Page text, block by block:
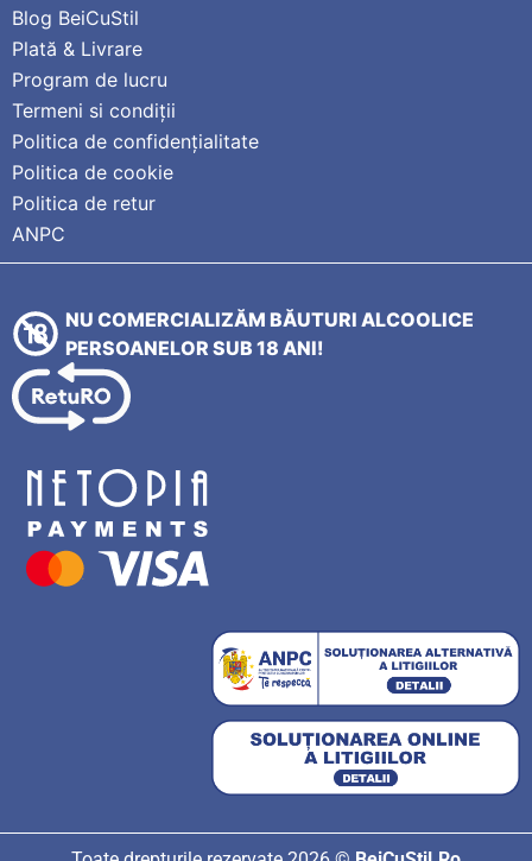
Blog BeiCuStil
Plată & Livrare
Program de lucru
Termeni si condiții
Politica de confidențialitate
Politica de cookie
Politica de retur
ANPC
NU COMERCIALIZĂM BĂUTURI ALCOOLICE
PERSOANELOR SUB 18 ANI!